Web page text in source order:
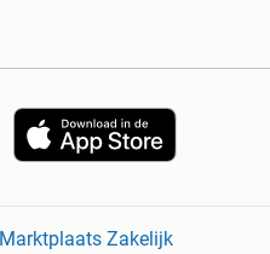
Marktplaats Zakelijk